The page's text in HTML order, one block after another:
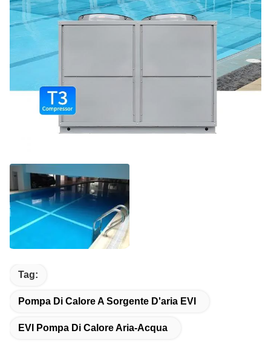
Tag:
Pompa Di Calore A Sorgente D'aria EVI
EVI Pompa Di Calore Aria-Acqua